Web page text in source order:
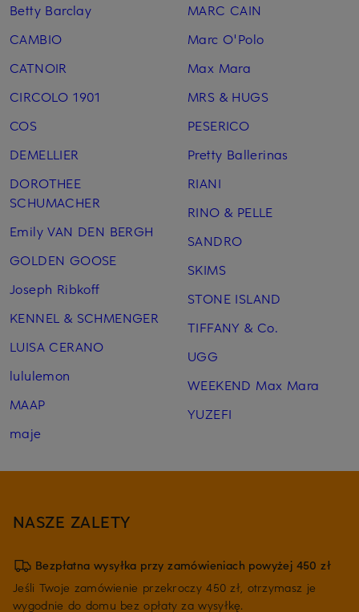
Betty Barclay
CAMBIO
CATNOIR
CIRCOLO 1901
COS
DEMELLIER
DOROTHEE
SCHUMACHER
Emily VAN DEN BERGH
GOLDEN GOOSE
Joseph Ribkoff
KENNEL & SCHMENGER
LUISA CERANO
lululemon
MAAP
maje
MARC CAIN
Marc O'Polo
Max Mara
MRS & HUGS
PESERICO
Pretty Ballerinas
RIANI
RINO & PELLE
SANDRO
SKIMS
STONE ISLAND
TIFFANY & Co.
UGG
WEEKEND Max Mara
YUZEFI
NASZE ZALETY
Bezpłatna wysyłka przy zamówieniach powyżej 450 zł
Jeśli Twoje zamówienie przekroczy 450 zł, otrzymasz je
wygodnie do domu bez opłaty za wysyłkę.